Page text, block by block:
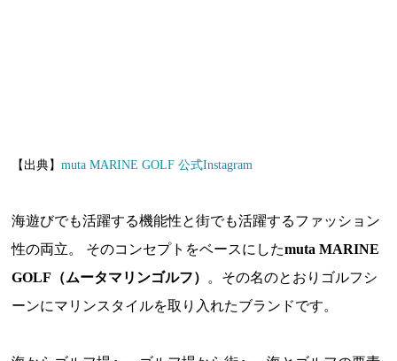
【出典】muta MARINE GOLF 公式Instagram
海遊びでも活躍する機能性と街でも活躍するファッション
性の両立。 そのコンセプトをベースにしたmuta MARINE
GOLF（ムータマリンゴルフ） 。その名のとおりゴルフシ
ーンにマリンスタイルを取り入れたブランドです。